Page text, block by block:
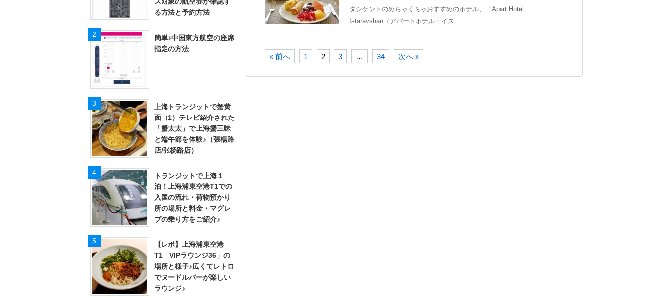
タシケントのめちゃくちゃおすすめのホテル、「Apart Hotel
Istaravshan（アパートホテル・イス …
« 前へ 1 2 3 … 34 次へ »
る方法と予約方法
簡単♪中国東方航空の座席
指定の方法
上海トランジットで蟹黄
面（1）テレビ紹介された
「蟹太太」で上海蟹三昧
と端午節を体験♪（張楊路
店/张杨路店）
トランジットで上海１
泊！上海浦東空港T1での
入国の流れ・荷物預かり
所の場所と料金・マグレ
ブの乗り方をご紹介♪
【レポ】上海浦東空港
T1「VIPラウンジ36」の
場所と様子♪広くてレトロ
でヌードルバーが楽しい
ラウンジ♪